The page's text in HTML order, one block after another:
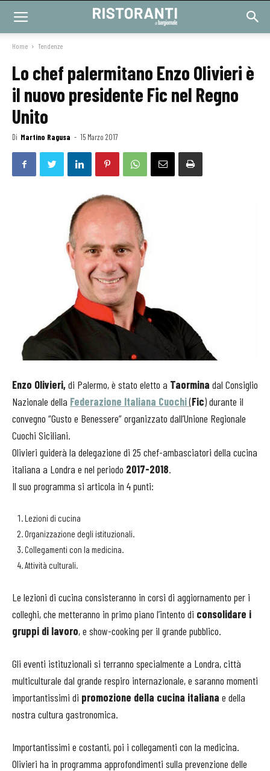
Home Tendenze
Lo chef palermitano Enzo Olivieri è
il nuovo presidente Fic nel Regno
Unito
Di Martino Ragusa - 15 Marzo 2017
Enzo Olivieri,di Palermo, è stato eletto a Taormina dal Consiglio
Nazionale della Federazione Italiana Cuochi(Fic) durante il
convegno “Gusto e Benessere” organizzato dall’Unione Regionale
Cuochi Siciliani.
Olivieri guiderà la delegazione di 25 chef-ambasciatori della cucina
italiana a Londra e nel periodo 2017-2018.
Il suo programma si articola in 4 punti:
Lezioni di cucina
Organizzazione degli istituzionali.
Collegamenti con la medicina.
Attività culturali.
Le lezioni di cucina consisteranno in corsi di aggiornamento per i
colleghi, che metteranno in primo piano l’intento di consolidare i
gruppi di lavoro, e show-cooking per il grande pubblico.
Gli eventi istituzionali si terranno specialmente a Londra, città
multiculturale dal grande respiro internazionale, e saranno momenti
importantissimi di promozione della cucina italiana e della
nostra cultura gastronomica.
Importantissimi e costanti, poi i collegamenti con la medicina.
Olivieri ha in programma approfondimenti sulla prevenzione delle